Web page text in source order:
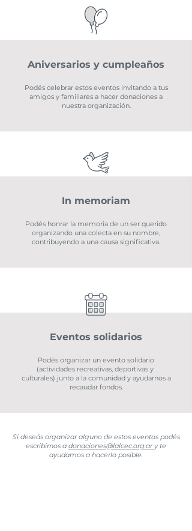
Aniversarios y cumpleaños
Podés celebrar estos eventos invitando a tus
amigos y familiares a hacer donaciones a
nuestra organización.
In memoriam
Podés honrar la memoria de un ser querido
organizando una colecta en su nombre,
contribuyendo a una causa significativa.​
Eventos solidarios
Podés organizar un evento solidario
(actividades recreativas, deportivas y
culturales) junto a la comunidad y ayudarnos a
recaudar fondos.
Si deseás organizar alguno de estos eventos podés
escribirnos a donaciones@lalcec.org.ary te
ayudamos a hacerlo posible.